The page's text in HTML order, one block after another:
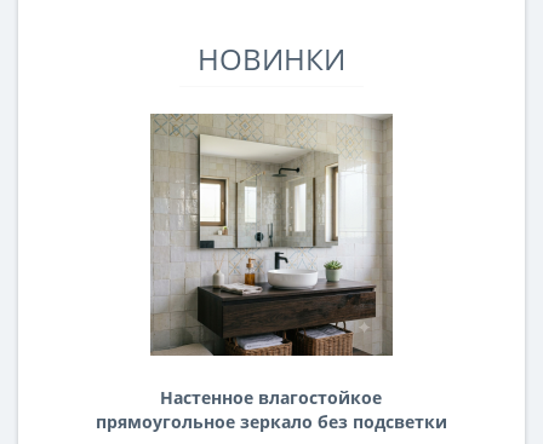
НОВИНКИ
Настенное влагостойкое
прямоугольное зеркало без подсветки